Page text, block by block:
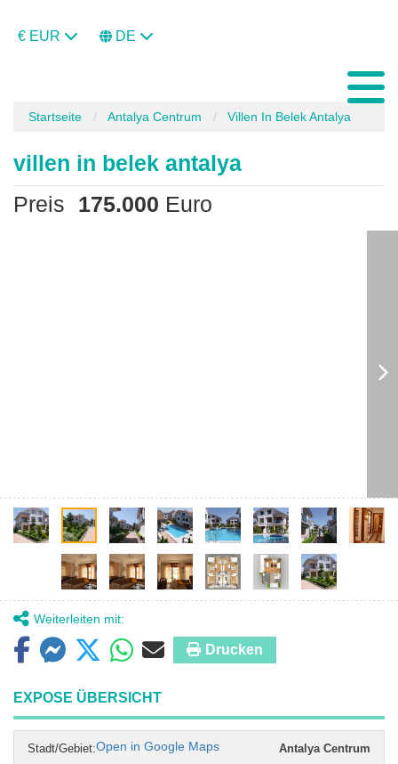
€ EUR DE
Startseite Antalya Centrum Villen In Belek Antalya
villen in belek antalya
Preis
175.000 Euro
Weiterleiten mit:
Drucken
EXPOSE ÜBERSICHT
Stadt/Gebiet: Antalya Centrum
Open in Google Maps